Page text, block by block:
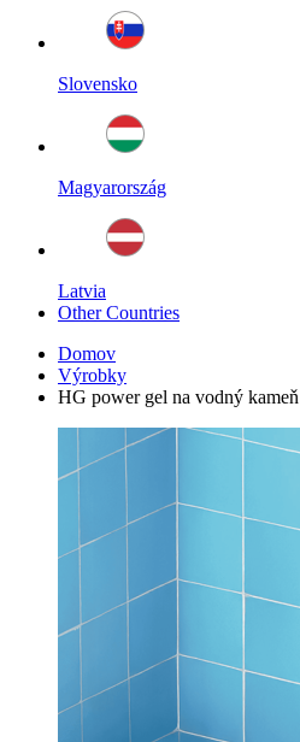
Slovensko
Magyarország
Latvia
Other Countries
Domov
Výrobky
HG power gel na vodný